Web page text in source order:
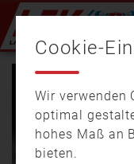
Cookie-
Wir verwenden
optimal
hohes Maß an
bieten.